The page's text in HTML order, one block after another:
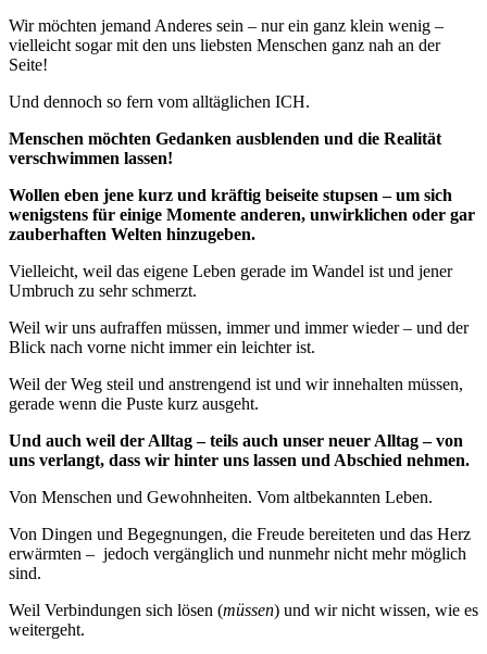
Wir möchten jemand Anderes sein – nur ein ganz klein wenig –
vielleicht sogar mit den uns liebsten Menschen ganz nah an der
Seite!
Und dennoch so fern vom alltäglichen ICH.
Menschen möchten Gedanken ausblenden und die Realität
verschwimmen lassen!
Wollen eben jene kurz und kräftig beiseite stupsen – um sich
wenigstens für einige Momente anderen, unwirklichen oder gar
zauberhaften Welten hinzugeben.
Vielleicht, weil das eigene Leben gerade im Wandel ist und jener
Umbruch zu sehr schmerzt.
Weil wir uns aufraffen müssen, immer und immer wieder – und der
Blick nach vorne nicht immer ein leichter ist.
Weil der Weg steil und anstrengend ist und wir innehalten müssen,
gerade wenn die Puste kurz ausgeht.
Und auch weil der Alltag – teils auch unser neuer Alltag – von
uns verlangt, dass wir hinter uns lassen und Abschied nehmen.
Von Menschen und Gewohnheiten. Vom altbekannten Leben.
Von Dingen und Begegnungen, die Freude bereiteten und das Herz
erwärmten – jedoch vergänglich und nunmehr nicht mehr möglich
sind.
Weil Verbindungen sich lösen (müssen) und wir nicht wissen, wie es
weitergeht.